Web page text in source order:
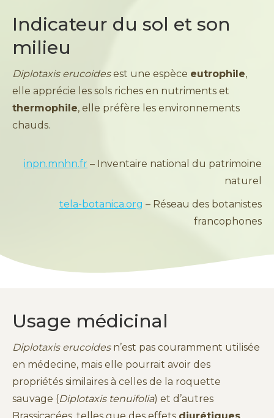
Indicateur du sol et son
milieu
Diplotaxis erucoidesest une espèce eutrophile,
elle apprécie les sols riches en nutriments et
thermophile, elle préfère les environnements
chauds.
inpn.mnhn.fr – Inventaire national du patrimoine
naturel
tela-botanica.org – Réseau des botanistes
francophones
Usage médicinal
Diplotaxis erucoidesn’est pas couramment utilisée
en médecine, mais elle pourrait avoir des
propriétés similaires à celles de la roquette
sauvage (Diplotaxis tenuifolia) et d’autres